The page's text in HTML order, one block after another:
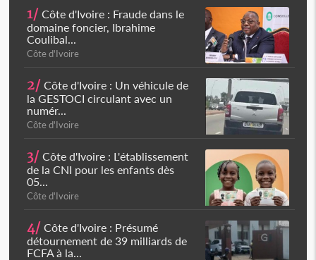
1/ Côte d'Ivoire : Fraude dans le
domaine foncier, Ibrahime
Coulibal...
Côte d'Ivoire
2/ Côte d'Ivoire : Un véhicule de
la GESTOCI circulant avec un
numér...
Côte d'Ivoire
3/ Côte d'Ivoire : L'établissement
de la CNI pour les enfants dès
05...
Côte d'Ivoire
4/ Côte d'Ivoire : Présumé
détournement de 39 milliards de
FCFA à la...